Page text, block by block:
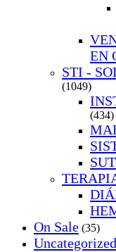
EN
STI -
(1049)
(434)
On Sale (35)
Uncategorized